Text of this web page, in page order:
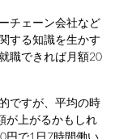
チェーン会社など
する知識を生かす
職できれば月額20
ですが、平均の時
が上がるかもしれ